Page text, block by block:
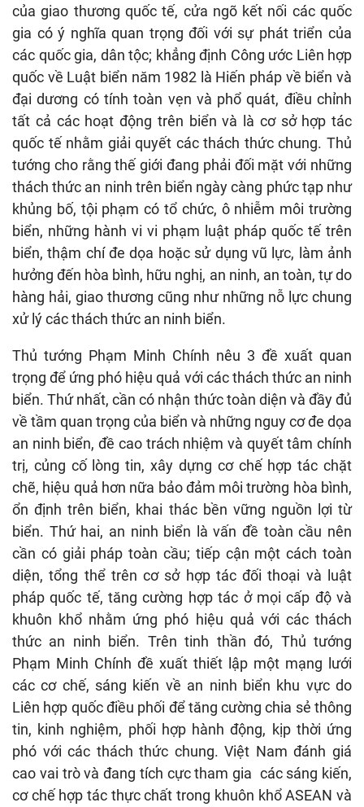
của giao thương quốc tế, cửa ngõ kết nối các quốc
gia có ý nghĩa quan trọng đối với sự phát triển của
các quốc gia, dân tộc; khẳng định Công ước Liên hợp
quốc về Luật biển năm 1982 là Hiến pháp về biển và
đại dương có tính toàn vẹn và phổ quát, điều chỉnh
tất cả các hoạt động trên biển và là cơ sở hợp tác
quốc tế nhằm giải quyết các thách thức chung. Thủ
tướng cho rằng thế giới đang phải đối mặt với những
thách thức an ninh trên biển ngày càng phức tạp như
khủng bố, tội phạm có tổ chức, ô nhiễm môi trường
biển, những hành vi vi phạm luật pháp quốc tế trên
biển, thậm chí đe dọa hoặc sử dụng vũ lực, làm ảnh
hưởng đến hòa bình, hữu nghị, an ninh, an toàn, tự do
hàng hải, giao thương cũng như những nỗ lực chung
xử lý các thách thức an ninh biển.
Thủ tướng Phạm Minh Chính nêu 3 đề xuất quan
trọng để ứng phó hiệu quả với các thách thức an ninh
biển. Thứ nhất, cần có nhận thức toàn diện và đầy đủ
về tầm quan trọng của biển và những nguy cơ đe dọa
an ninh biển, đề cao trách nhiệm và quyết tâm chính
trị, củng cố lòng tin, xây dựng cơ chế hợp tác chặt
chẽ, hiệu quả hơn nữa bảo đảm môi trường hòa bình,
ổn định trên biển, khai thác bền vững nguồn lợi từ
biển. Thứ hai, an ninh biển là vấn đề toàn cầu nên
cần có giải pháp toàn cầu; tiếp cận một cách toàn
diện, tổng thể trên cơ sở hợp tác đối thoại và luật
pháp quốc tế, tăng cường hợp tác ở mọi cấp độ và
khuôn khổ nhằm ứng phó hiệu quả với các thách
thức an ninh biển. Trên tinh thần đó, Thủ tướng
Phạm Minh Chính đề xuất thiết lập một mạng lưới
các cơ chế, sáng kiến về an ninh biển khu vực do
Liên hợp quốc điều phối để tăng cường chia sẻ thông
tin, kinh nghiệm, phối hợp hành động, kịp thời ứng
phó với các thách thức chung. Việt Nam đánh giá
cao vai trò và đang tích cực tham gia các sáng kiến,
cơ chế hợp tác thực chất trong khuôn khổ ASEAN và